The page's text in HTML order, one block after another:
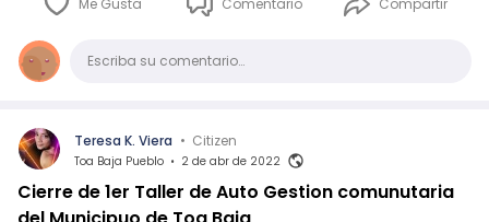
Me Gusta Comentario Compartir
ComentarioEscriba su comentario…
Teresa K. Viera • Citizen
Toa Baja Pueblo • 2 de abr de 2022
Cierre de 1er Taller de Auto Gestion comunutaria